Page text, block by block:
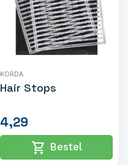
KORDA
Hair Stops
4,29
shopping_cart Bestel